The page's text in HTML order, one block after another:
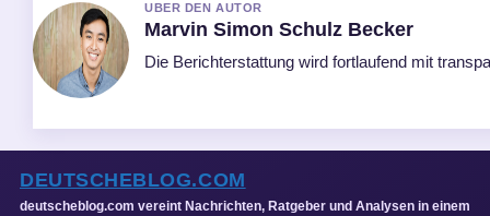
UBER DEN AUTOR
Marvin Simon Schulz Becker
Die Berichterstattung wird fortlaufend mit
DEUTSCHEBLOG.COM
deutscheblog.com vereint Nachrichten, Ratgeber und Analysen in einem